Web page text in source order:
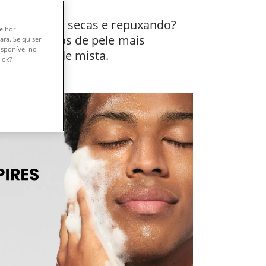
secas e repuxando?
dos tipos de pele mais
a pele mista.
Se quiser
no
ok?